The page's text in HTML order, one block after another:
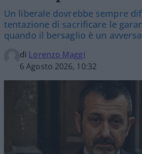
Un liberale dovrebbe sempre
tentazione di sacrificare le
quando il bersaglio è un
di Lorenzo Maggi
6 Agosto 2026, 10:32